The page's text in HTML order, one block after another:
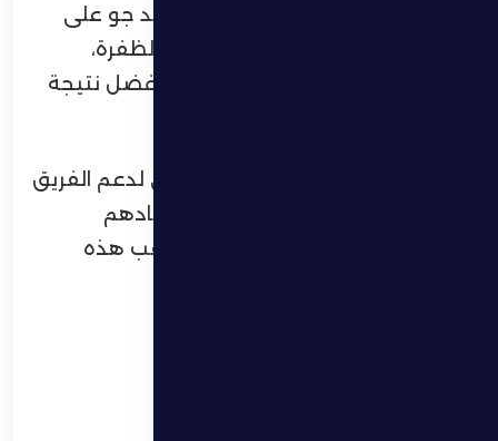
من جانبه، شدد لاعب الفريق روستاند جو على
أهمية مباراة بني ياس في مسيرة الظفرة،
مؤكداً حرص اللاعبين على تحقيق أفضل نتيجة
كما جدد جو دعوته لجماهير النادي لدعم الفريق
ومساندته، معرباً عن أمله في إسعادهم
والاحتفال معهم بنتيجة إيجابية عقب هذه